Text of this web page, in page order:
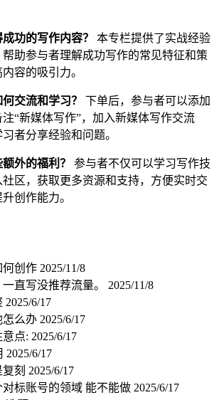
功的写作内容？
本专栏提供了实战经验
助参与者理解成功写作的常见特征和策
容的吸引力。
交流和学习？
下单后，参与者可以添加
“新媒体写作”，加入新媒体写作交流
者分享经验和问题。
外的福利？
参与者不仅可以学习写作技
区，获取更多资源和支持，方便实时交
创作能力。
何创作 2025/11/8
直写没推荐流量。 2025/11/8
2025/6/17
怎么办 2025/6/17
点: 2025/6/17
2025/6/17
刻 2025/6/17
标账号的领域 能不能做 2025/6/17